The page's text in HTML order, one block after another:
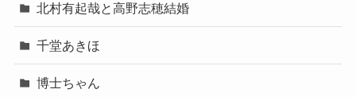
北村有起哉と高野志穂結婚
千堂あきほ
博士ちゃん